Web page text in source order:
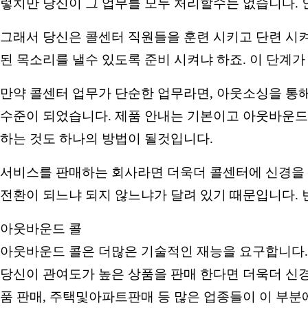
렇치만 당신이 그 업무를 모두 처리할수는 없습니다
그래서 당신은 콜센터 직원들을 훈련 시키고 단련
된 목소리를 낼수 있도록 준비 시켜냐 하죠. 이 단계
만약 콜센터 업무가 단순한 업무라면, 아웃소싱을
수준이 되었습니다. 제품 안내는 기본이고 아웃바운
하는 것도 하나의 방법이 될것입니다.
서비스를 판매하는 회사라면 더욱더 콜센터에 신경
전환이 되느냐 되지 않느냐가 달려 있기 때문입니다
아웃바운드 콜
아웃바운드 콜은 더많은 기술적인 재능을 요구합니
당신이 관여도가 높은 상품을 판매 한다면 더욱더
품 판매, 주택및아파트판매 등 많은 업종들이 이 부분